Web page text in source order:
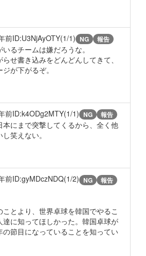
前ID:U3NjAyOTY(1/1) NG 報告
るチームは嫌だろうな。
せ書き込みをどんどんしてきて、
が下がるぞ。
前ID:k4ODg2MTY(1/1) NG 報告
本にまで突撃してくるから、全く他
笑えない。
前ID:gyMDczNDQ(1/2) NG 報告
ことより、世界卓球を韓国でやるこ
達に知ってほしかった。韓国卓球が
の節目になっていることを知ってい